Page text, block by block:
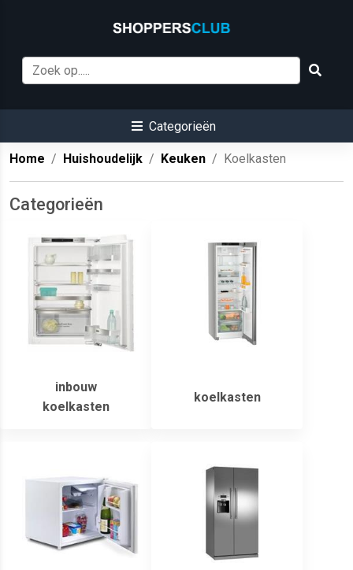
Categorieën
Home Huishoudelijk Keuken Koelkasten
Categorieën
inbouw
koelkasten
koelkasten